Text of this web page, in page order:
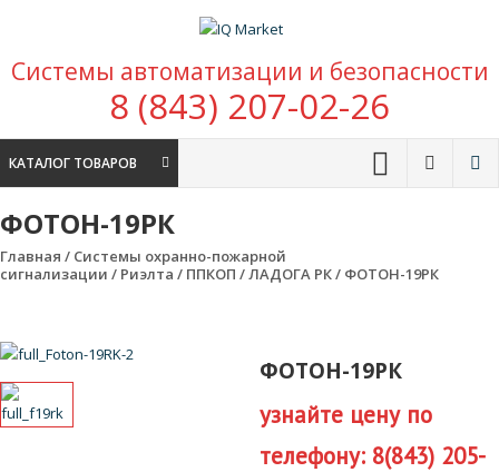
зона умных покупок
Системы автоматизации и безопасности
8 (843) 207-02-26
КАТАЛОГ ТОВАРОВ
ФОТОН-19РК
Главная / Системы охранно-пожарной
сигнализации / Риэлта / ППКОП /ЛАДОГА РК/ ФОТОН-19РК
ФОТОН-19РК
узнайте цену по
телефону: 8(843) 205-